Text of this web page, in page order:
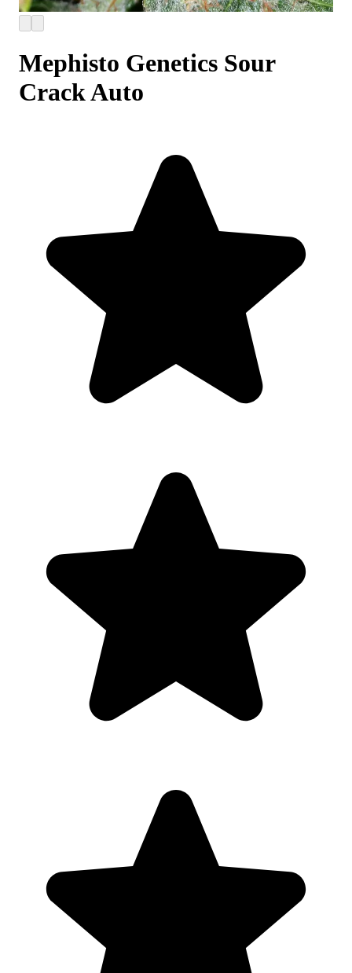
Mephisto Genetics Sour
Crack Auto